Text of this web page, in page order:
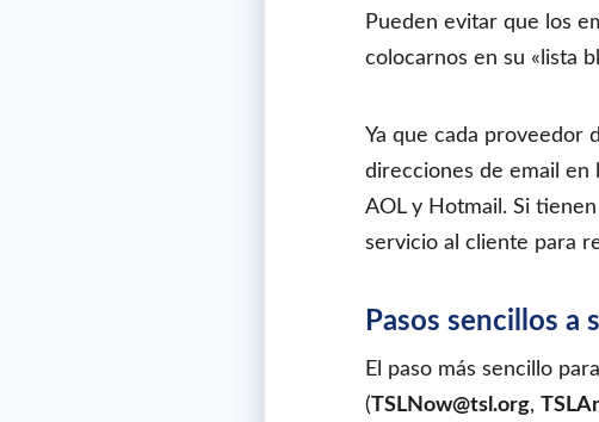
Pueden evitar que los
colocarnos en su «lista
Ya que cada proveedor
direcciones de email en
AOL y Hotmail. Si
servicio al cliente para
Pasos sencillos a
El paso más sencillo
(TSLNow@tsl.org,